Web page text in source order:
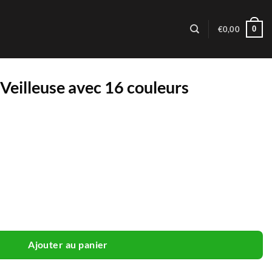
€0,00 0
avec 16 couleurs
Ajouter au panier